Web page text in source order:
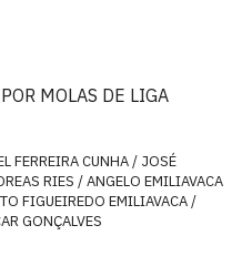
MOLAS DE LIGA
FERREIRA CUNHA / JOSÉ
RIES / ANGELO EMILIAVACA
FIGUEIREDO EMILIAVACA /
GONÇALVES